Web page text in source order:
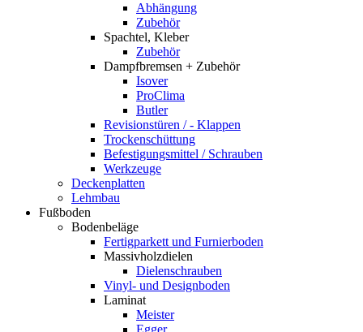
Abhängung
Zubehör
Spachtel, Kleber
Zubehör
Dampfbremsen + Zubehör
Isover
ProClima
Butler
Revisionstüren / - Klappen
Trockenschüttung
Befestigungsmittel / Schrauben
Werkzeuge
Deckenplatten
Lehmbau
Fußboden
Bodenbeläge
Fertigparkett und Furnierboden
Massivholzdielen
Dielenschrauben
Vinyl- und Designboden
Laminat
Meister